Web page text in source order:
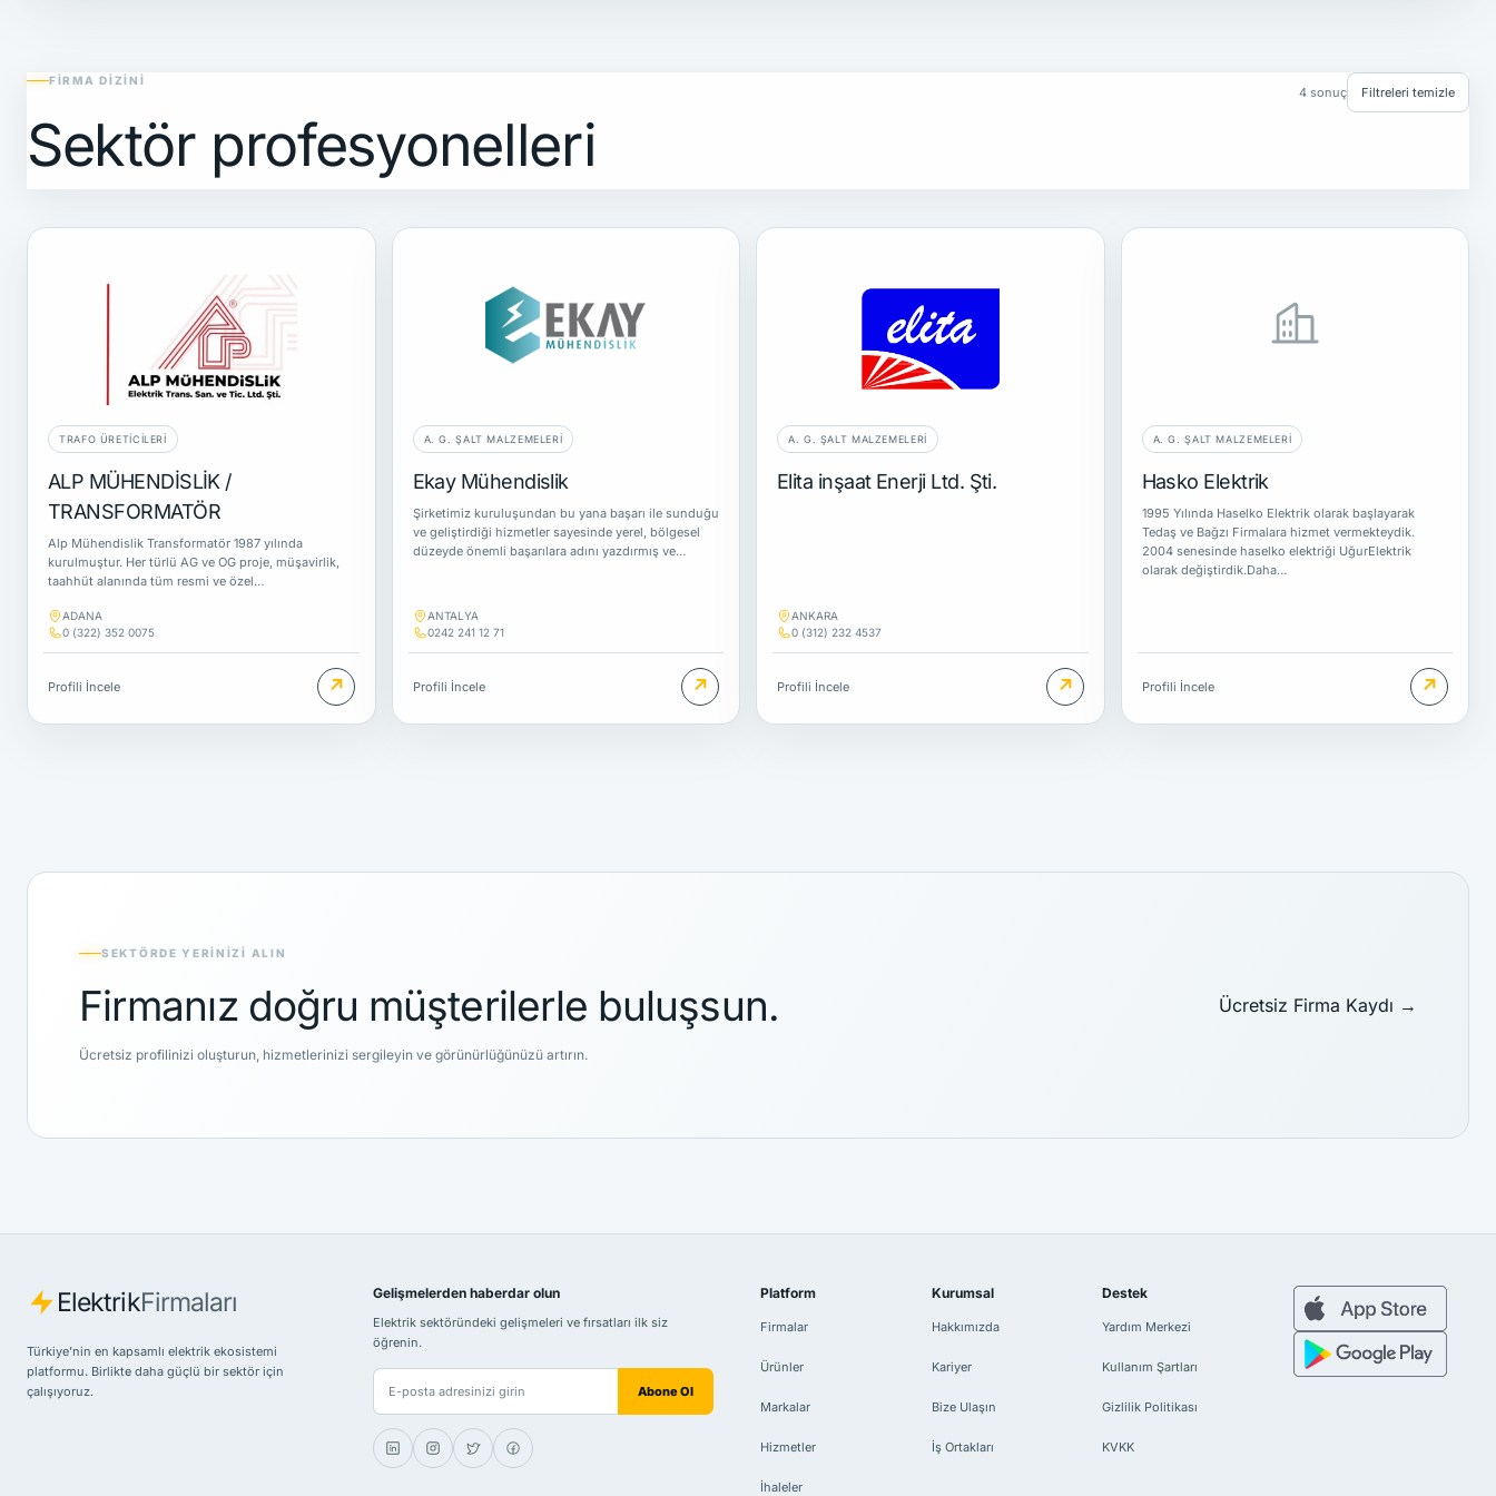
FIRMA DIZINI
Sektör profesyonelleri
4 sonuç Filtreleri temizle
TRAFO ÜRETICILERI
ALP MÜHENDİSLİK /
TRANSFORMATÖR
Alp Mühendislik Transformatör 1987 yılında
kurulmuştur. Her türlü AG ve OG proje, müşavirlik,
taahhüt alanında tüm resmi ve özel…
ADANA
0 (322) 352 0075
Profili İncele ↗
A. G. ŞALT MALZEMELERI
Ekay Mühendislik
Şirketimiz kuruluşundan bu yana başarı ile sunduğu
ve geliştirdiği hizmetler sayesinde yerel, bölgesel
düzeyde önemli başarılara adını yazdırmış ve…
ANTALYA
0242 241 12 71
Profili İncele ↗
A. G. ŞALT MALZEMELERI
Elita inşaat Enerji Ltd. Şti.
ANKARA
0 (312) 232 4537
Profili İncele ↗
A. G. ŞALT MALZEMELERI
Hasko Elektrik
1995 Yılında Haselko Elektrik olarak başlayarak
Tedaş ve Bağzı Firmalara hizmet vermekteydik.
2004 senesinde haselko elektriği UğurElektrik
olarak değiştirdik.Daha…
Profili İncele ↗
SEKTÖRDE YERINIZI ALIN
Firmanız doğru müşterilerle buluşsun.
Ücretsiz profilinizi oluşturun, hizmetlerinizi sergileyin ve görünürlüğünüzü artırın.
Ücretsiz Firma Kaydı →
ElektrikFirmaları
Türkiye’nin en kapsamlı elektrik ekosistemi
platformu. Birlikte daha güçlü bir sektör için
çalışıyoruz.
Gelişmelerden haberdar olun
Elektrik sektöründeki gelişmeleri ve fırsatları ilk siz
öğrenin.
E-posta adresiniz Abone Ol
Platform
Firmalar
Ürünler
Markalar
Hizmetler
İhaleler
Kurumsal
Hakkımızda
Kariyer
Bize Ulaşın
İş Ortakları
Destek
Yardım Merkezi
Kullanım Şartları
Gizlilik Politikası
KVKK